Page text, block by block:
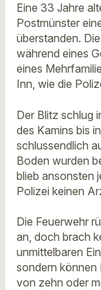
Eine 33 Jahre
Postmünster
überstanden.
während eines
eines
Inn, wie die
Der Blitz schlug
des Kamins bis
schlussendlich
Boden wurden
blieb ansonsten
Polizei keinen
Die Feuerwehr
an, doch brach
unmittelbaren
sondern können
von zehn oder